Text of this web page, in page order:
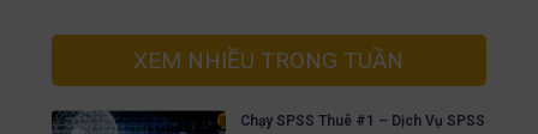
XEM NHIỀU TRONG TUẦN
Chạy SPSS Thuê #1 – Dịch Vụ SPSS